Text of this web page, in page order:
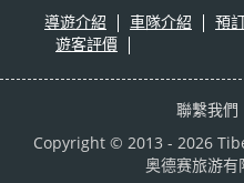
導遊介紹
車隊介紹 預
遊客評價
聯繫我們
Copyright © 2013 - 2026
奥德赛旅游有